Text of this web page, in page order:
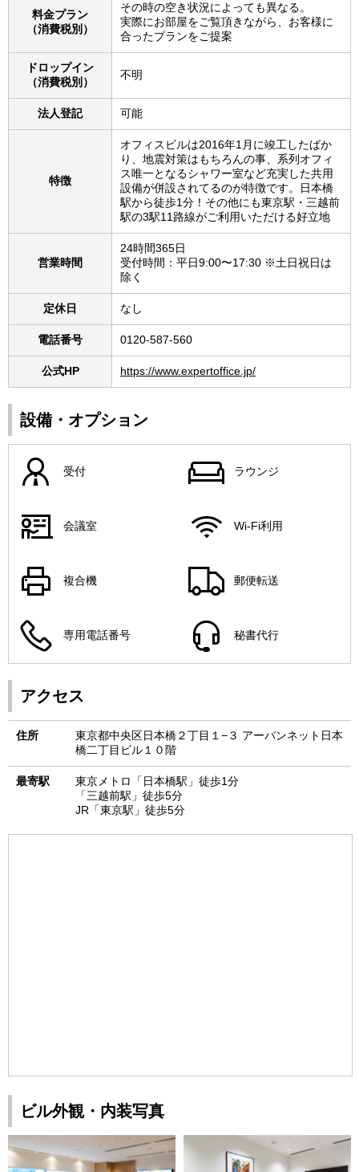
料金プラン
（消費税別）
その時の空き状況によっても異なる。
実際にお部屋をご覧頂きながら、お客様に
合ったプランをご提案
ドロップイン
（消費税別）
不明
法人登記 可能
特徴
オフィスビルは2016年1月に竣工したばか
り、地震対策はもちろんの事、系列オフィ
ス唯一となるシャワー室など充実した共用
設備が併設されてるのが特徴です。日本橋
駅から徒歩1分！その他にも東京駅・三越前
駅の3駅11路線がご利用いただける好立地
営業時間
24時間365日
受付時間：平日9:00〜17:30 ※土日祝日は
除く
定休日 なし
電話番号 0120-587-560
公式HP https://www.expertoffice.jp/
設備・オプション
受付 ラウンジ
会議室 Wi-Fi利用
複合機 郵便転送
専用電話番号 秘書代行
アクセス
住所
東京都中央区日本橋２丁目１−３ アーバンネット日本
橋二丁目ビル１０階
最寄駅
東京メトロ「日本橋駅」徒歩1分
「三越前駅」徒歩5分
JR「東京駅」徒歩5分
ビル外観・内装写真